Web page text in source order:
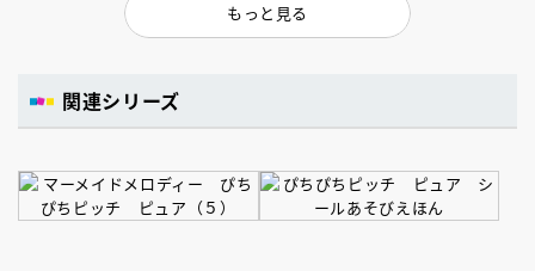
もっと見る
関連シリーズ